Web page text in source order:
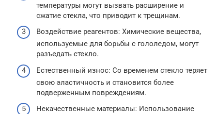
температуры могут вызвать расширение и
сжатие стекла, что приводит к трещинам.
Воздействие реагентов: Химические вещества,
используемые для борьбы с гололедом, могут
разъедать стекло.
Естественный износ: Со временем стекло теряет
свою эластичность и становится более
подверженным повреждениям.
Некачественные материалы: Использование